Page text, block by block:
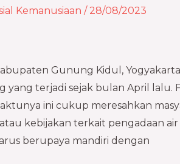
Kemanusiaan / 28/08/2023
Gunung Kidul,
yang terjadi sejak bulan April lalu.
ini cukup meresahkan
kebijakan terkait pengadaan
berupaya mandiri dengan